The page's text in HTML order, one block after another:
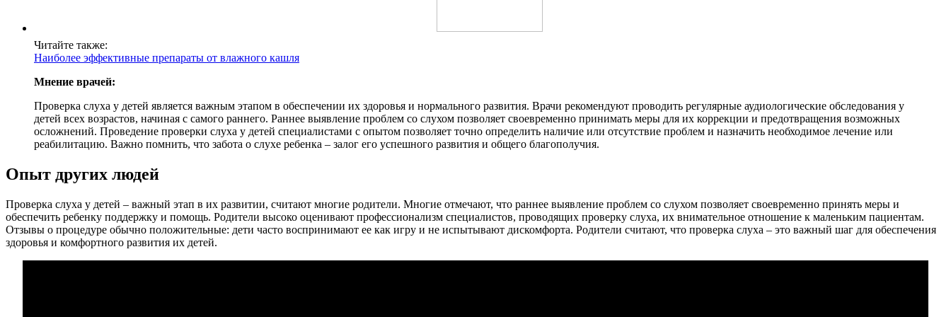
Читайте также:
Наиболее эффективные препараты от влажного кашля
Мнение врачей:
Проверка слуха у детей является важным этапом в обеспечении их здоровья и нормального развития. Врачи рекомендуют проводить регулярные аудиологические обследования у
детей всех возрастов, начиная с самого раннего. Раннее выявление проблем со слухом позволяет своевременно принимать меры для их коррекции и предотвращения возможных
осложнений. Проведение проверки слуха у детей специалистами с опытом позволяет точно определить наличие или отсутствие проблем и назначить необходимое лечение или
реабилитацию. Важно помнить, что забота о слухе ребенка – залог его успешного развития и общего благополучия.
Опыт других людей
Проверка слуха у детей – важный этап в их развитии, считают многие родители. Многие отмечают, что раннее выявление проблем со слухом позволяет своевременно принять меры и
обеспечить ребенку поддержку и помощь. Родители высоко оценивают профессионализм специалистов, проводящих проверку слуха, их внимательное отношение к маленьким пациентам.
Отзывы о процедуре обычно положительные: дети часто воспринимают ее как игру и не испытывают дискомфорта. Родители считают, что проверка слуха – это важный шаг для обеспечения
здоровья и комфортного развития их детей.